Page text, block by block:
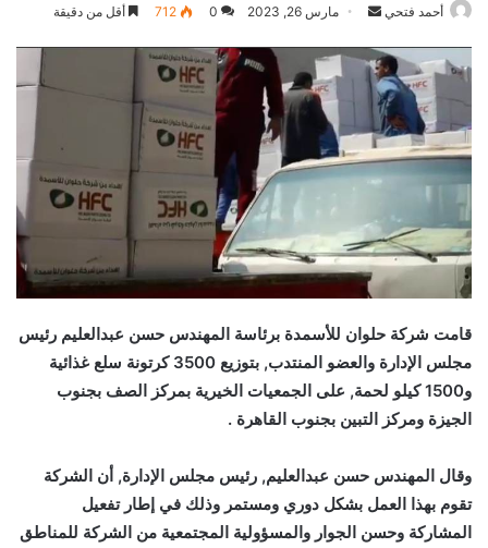
أحمد فتحي
أرسل
إلكترونيا
مارس 26, 2023 0
712 أقل من دقيقة
قامت شركة حلوان للأسمدة برئاسة المهندس حسن عبدالعليم رئيس
مجلس الإدارة والعضو المنتدب, بتوزيع 3500 كرتونة سلع غذائية
و1500 كيلو لحمة, على الجمعيات الخيرية بمركز الصف بجنوب
الجيزة ومركز التبين بجنوب القاهرة .
وقال المهندس حسن عبدالعليم, رئيس مجلس الإدارة, أن الشركة
تقوم بهذا العمل بشكل دوري ومستمر وذلك في إطار تفعيل
المشاركة وحسن الجوار والمسؤولية المجتمعية من الشركة للمناطق